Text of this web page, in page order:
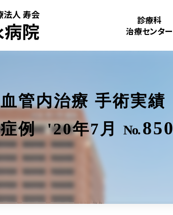
診療科
治療センター
血管内治療 手術実績
症例 '20年7月
No.850